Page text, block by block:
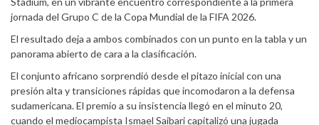
jornada del Grupo C de la Copa Mundial de la FIFA 2026.
El resultado deja a ambos combinados con un punto en la tabla y un
panorama abierto de cara a la clasificación.
El conjunto africano sorprendió desde el pitazo inicial con una
presión alta y transiciones rápidas que incomodaron a la defensa
sudamericana. El premio a su insistencia llegó en el minuto 20,
cuando el mediocampista Ismael Saibari capitalizó una jugada